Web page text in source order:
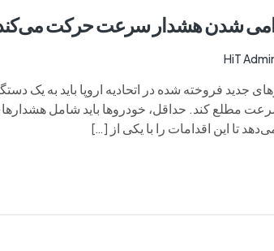
شدن هشدار سرعت حرکت
HiT
جدید فروخته شده در اتحادیه اروپا باید به یک
مطلع کند. حداقل، خودروها باید شامل
تا این اقدامات را با یکی از […]